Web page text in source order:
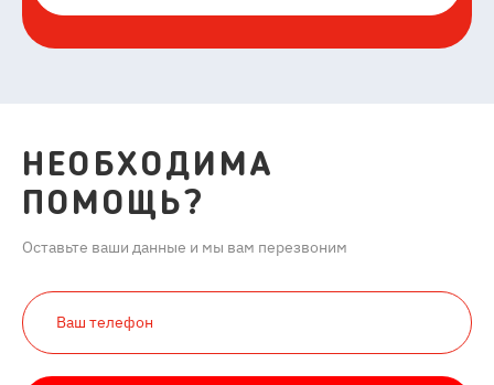
НЕОБХОДИМА
ПОМОЩЬ?
Оставьте ваши данные и мы вам перезвоним